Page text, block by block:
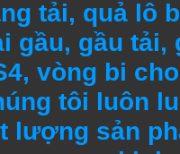
tải, quả lô
gầu, gầu tải,
, vòng bi
tôi luôn
lượng sản